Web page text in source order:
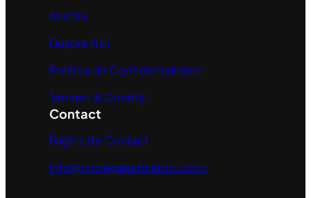
Aricole
Despre Noi
Politica de Confidențialitate
Termeni & Condiții
Contact
Pagina de Contact
info@moregamification.com